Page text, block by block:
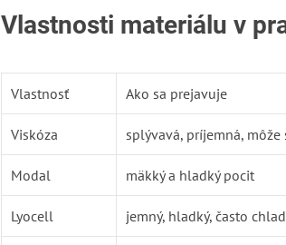
Vlastnosti materiálu v
Vlastnosť Ako sa prejavuje
Viskóza splývavá, príjemná, môže
Modal mäkký a hladký pocit
Lyocell jemný, hladký, často